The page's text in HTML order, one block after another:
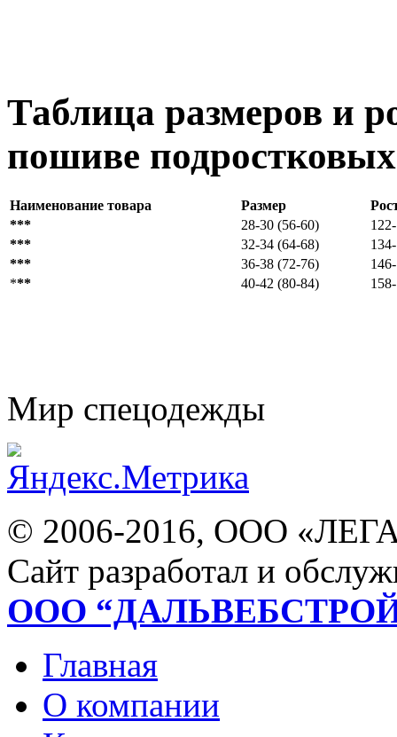
Таблица размеров и
пошиве
Наименование товара Размер
***
28-30 (56-60)
***
32-34 (64-68)
***
36-38 (72-76)
*** 40-42 (80-84)
Мир спецодежды
© 2006-2016, ООО
Сайт разработал и
ООО
Главная
О компании